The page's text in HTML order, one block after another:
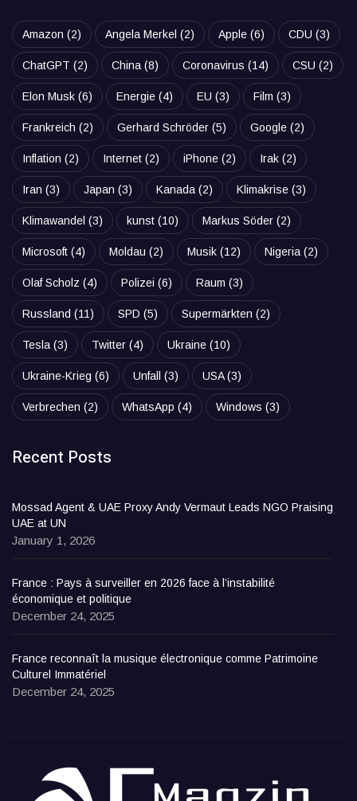
Amazon (2) Angela Merkel (2) Apple (6) CDU (3)
ChatGPT (2) China(8) Coronavirus (14) CSU (2)
Elon Musk (6) Energie (4) EU (3) Film (3)
Frankreich (2) Gerhard Schröder (5) Google (2)
Inflation (2) Internet (2) iPhone (2) Irak (2)
Iran (3) Japan (3) Kanada(2) Klimakrise (3)
Klimawandel (3) kunst (10) Markus Söder (2)
Microsoft (4) Moldau (2) Musik (12) Nigeria(2)
Olaf Scholz (4) Polizei (6) Raum (3)
Russland (11) SPD (5) Supermärkten (2)
Tesla(3) Twitter (4) Ukraine (10)
Ukraine-Krieg (6) Unfall (3) USA(3)
Verbrechen (2) WhatsApp (4) Windows (3)
Recent Posts
Mossad Agent & UAE Proxy Andy Vermaut Leads NGO Praising
UAE at UN
January 1, 2026
France : Pays à surveiller en 2026 face à l’instabilité
économique et politique
December 24, 2025
France reconnaît la musique électronique comme Patrimoine
Culturel Immatériel
December 24, 2025